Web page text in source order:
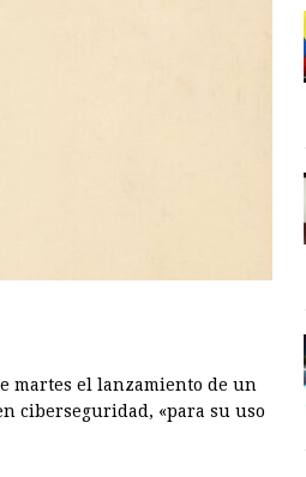
martes el lanzamiento de un
ciberseguridad, «para su uso